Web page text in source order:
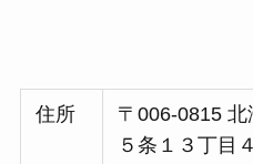
住所
〒006-0815 北
５条１３丁目４